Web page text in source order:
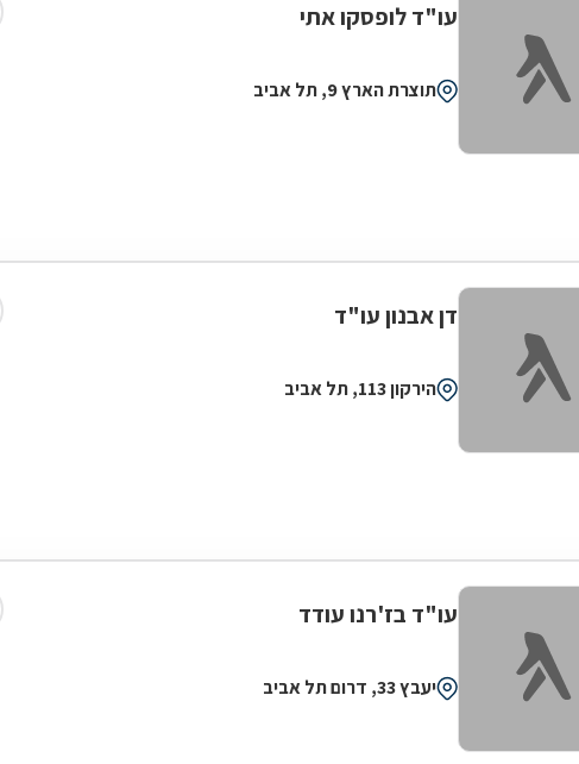
עו"ד לופסקו אתי
תוצרת הארץ 9, תל אביב
דן אבנון עו"ד
הירקון 113, תל אביב
עו"ד בז'רנו עודד
יעבץ 33, דרום תל אביב